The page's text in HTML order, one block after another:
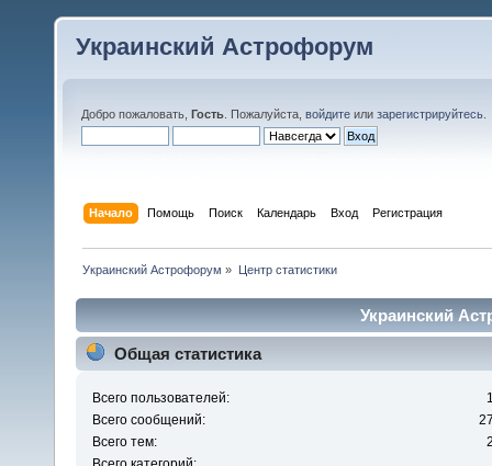
Украинский Астрофорум
Добро пожаловать, Гость . Пожалуйста, войдите или зарегистрируйтесь
Начало Помощь Поиск Календарь Вход Регистрация
Украинский Астрофорум » Центр статистики
Украинский
Общая статистика
Всего пользователей:
Всего сообщений:
Всего тем: